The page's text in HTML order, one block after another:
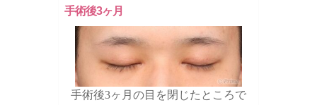
手術後3ヶ月
手術後3ヶ月の目を閉じたところで